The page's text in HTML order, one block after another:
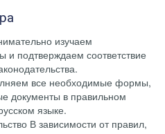
изучаем
и подтверждаем соответствие
все необходимые формы,
документы в правильном
языке.
В зависимости от правил,